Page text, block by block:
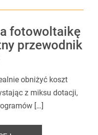
fotowoltaikę
przewodnik
obniżyć koszt
z miksu dotacji,
[…]